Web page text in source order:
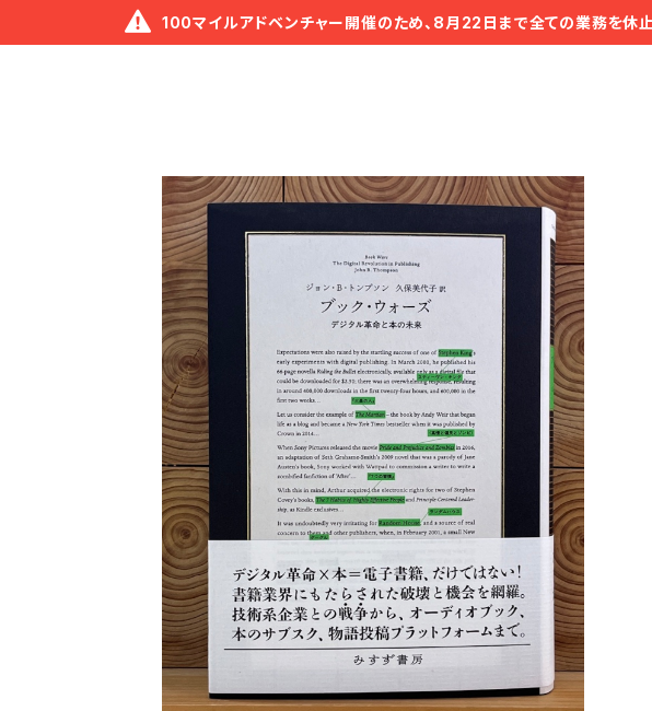
100マイルアドベンチャー開催のため、8月22日まで全ての業務を休止